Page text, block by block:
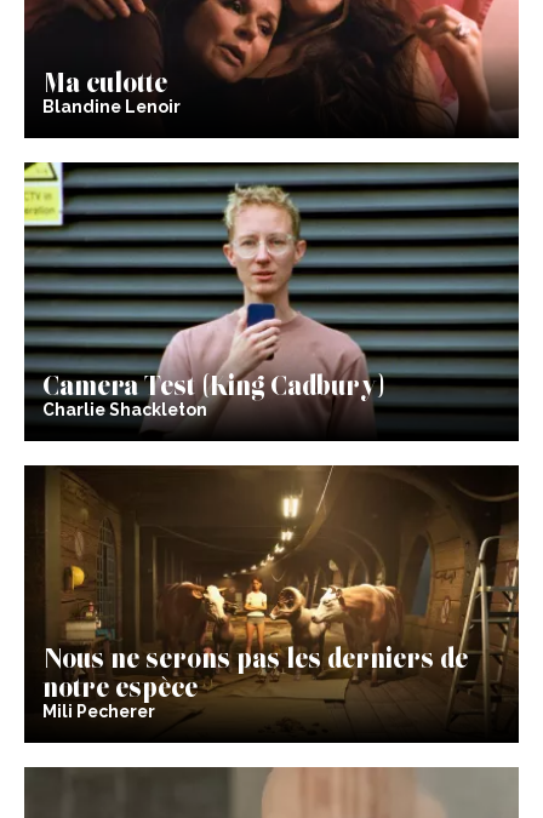
Ma culotte
Blandine Lenoir
Camera Test (King Cadbury)
Charlie Shackleton
Nous ne serons pas les derniers de
notre espèce
Mili Pecherer